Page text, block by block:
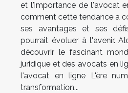
et l'importance de l'avocat
comment cette tendance a
ses avantages et ses
pourrait évoluer à l'avenir.
découvrir le fascinant
juridique et des avocats en
l'avocat en ligne L'ère
transformation...